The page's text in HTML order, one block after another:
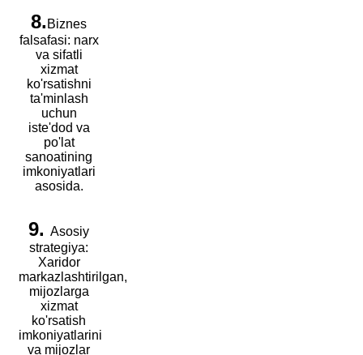
8. Biznes
falsafasi: narx
va sifatli
xizmat
ko'rsatishni
ta'minlash
uchun
iste'dod va
po'lat
sanoatining
imkoniyatlari
asosida.
9. Asosiy
strategiya:
Xaridor
markazlashtirilgan,
mijozlarga
xizmat
ko'rsatish
imkoniyatlarini
va mijozlar